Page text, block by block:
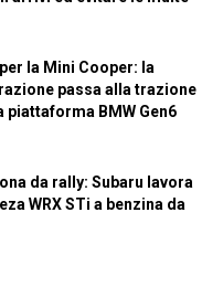
la Mini Cooper: la
passa alla trazione
BMW Gen6
da rally: Subaru lavora
WRX STi a benzina da